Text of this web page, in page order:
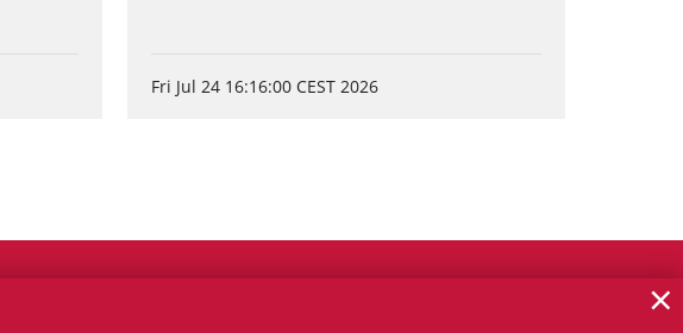
Fri Jul 24 16:16:00 CEST 2026
×